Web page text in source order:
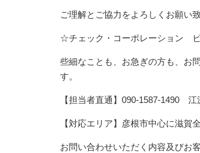
ご理解とご協力をよろしくお願い致
☆チェック・コーポレーション
些細なことも、お急ぎの方も、お
す。
【担当者直通】090-1587-1490
【対応エリア】彦根市中心に滋賀
お問い合わせいただく内容及びお